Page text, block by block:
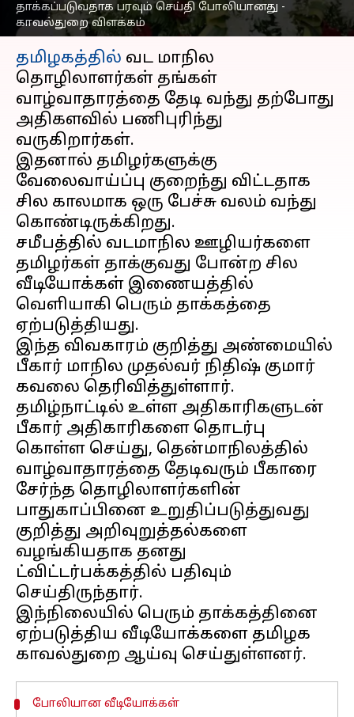
தாக்கப்படுவதாக பரவும் செய்தி போலியானது -
காவல்துறை விளக்கம்
செய்தி முன்னோட்டம்
தமிழகத்தில் வட மாநில
தொழிலாளர்கள் தங்கள்
வாழ்வாதாரத்தை தேடி வந்து தற்போது
அதிகளவில் பணிபுரிந்து
வருகிறார்கள்.
இதனால் தமிழர்களுக்கு
வேலைவாய்ப்பு குறைந்து விட்டதாக
சில காலமாக ஒரு பேச்சு வலம் வந்து
கொண்டிருக்கிறது.
சமீபத்தில் வடமாநில ஊழியர்களை
தமிழர்கள் தாக்குவது போன்ற சில
வீடியோக்கள் இணையத்தில்
வெளியாகி பெரும் தாக்கத்தை
ஏற்படுத்தியது.
இந்த விவகாரம் குறித்து அண்மையில்
பீகார் மாநில முதல்வர் நிதிஷ் குமார்
கவலை தெரிவித்துள்ளார்.
தமிழ்நாட்டில் உள்ள அதிகாரிகளுடன்
பீகார் அதிகாரிகளை தொடர்பு
கொள்ள செய்து, தென்மாநிலத்தில்
வாழ்வாதாரத்தை தேடிவரும் பீகாரை
சேர்ந்த தொழிலாளர்களின்
பாதுகாப்பினை உறுதிப்படுத்துவது
குறித்து அறிவுறுத்தல்களை
வழங்கியதாக தனது
ட்விட்டர்பக்கத்தில் பதிவும்
செய்திருந்தார்.
இந்நிலையில் பெரும் தாக்கத்தினை
ஏற்படுத்திய வீடியோக்களை தமிழக
போலியான வீடியோக்கள்